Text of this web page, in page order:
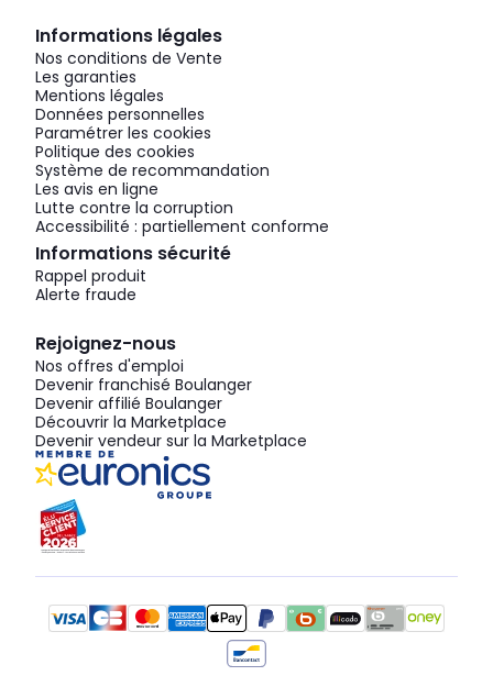
Informations légales
Nos conditions de Vente
Les garanties
Mentions légales
Données personnelles
Paramétrer les cookies
Politique des cookies
Système de recommandation
Les avis en ligne
Lutte contre la corruption
Accessibilité : partiellement conforme
Informations sécurité
Rappel produit
Alerte fraude
Rejoignez-nous
Nos offres d'emploi
Devenir franchisé Boulanger
Devenir affilié Boulanger
Découvrir la Marketplace
Devenir vendeur sur la Marketplace